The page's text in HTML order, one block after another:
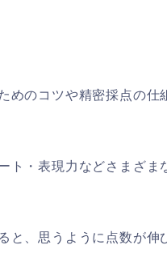
めのコツや精密採点の仕
ト・表現力などさまざま
と、思うように点数が伸